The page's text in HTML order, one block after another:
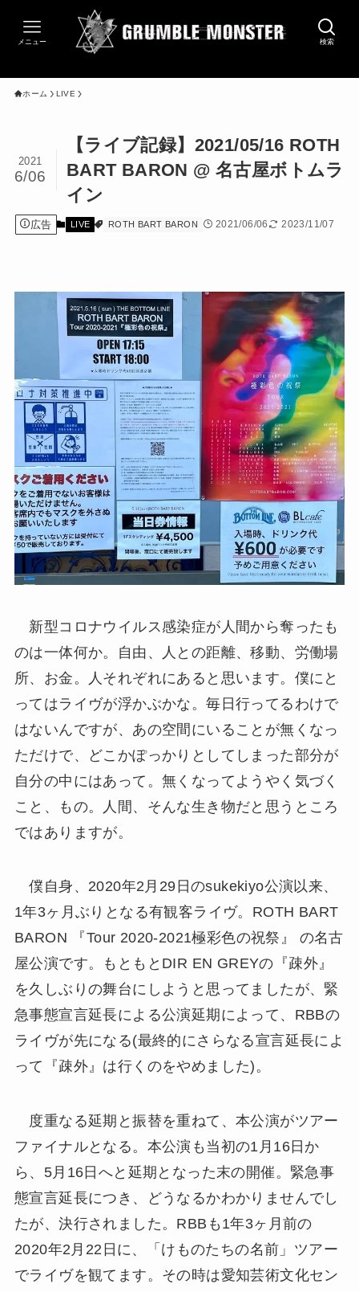
検索
メニュー
ホーム LIVE
【ライブ記録】2021/05/16 ROTH
BART BARON @ 名古屋ボトムラ
イン
2021
6/06
広告 LIVE ROTH BART BARON 2021/06/06 2023/11/07
新型コロナウイルス感染症が人間から奪ったも
のは一体何か。自由、人との距離、移動、労働場
所、お金。人それぞれにあると思います。僕にと
ってはライヴが浮かぶかな。毎日行ってるわけで
はないんですが、あの空間にいることが無くなっ
ただけで、どこかぽっかりとしてしまった部分が
自分の中にはあって。無くなってようやく気づく
こと、もの。人間、そんな生き物だと思うところ
ではありますが。
僕自身、2020年2月29日のsukekiyo公演以来、
1年3ヶ月ぶりとなる有観客ライヴ。ROTH BART
BARON 『Tour 2020-2021極彩色の祝祭』 の名古
屋公演です。もともとDIR EN GREYの『疎外』
を久しぶりの舞台にしようと思ってましたが、緊
急事態宣言延長による公演延期によって、RBBの
ライヴが先になる(最終的にさらなる宣言延長によ
って『疎外』は行くのをやめました)。
度重なる延期と振替を重ねて、本公演がツアー
ファイナルとなる。本公演も当初の1月16日か
ら、5月16日へと延期となった末の開催。緊急事
態宣言延長につき、どうなるかわかりませんでし
たが、決行されました。RBBも1年3ヶ月前の
2020年2月22日に、「けものたちの名前」ツアー
でライヴを観てます。その時は愛知芸術文化セン